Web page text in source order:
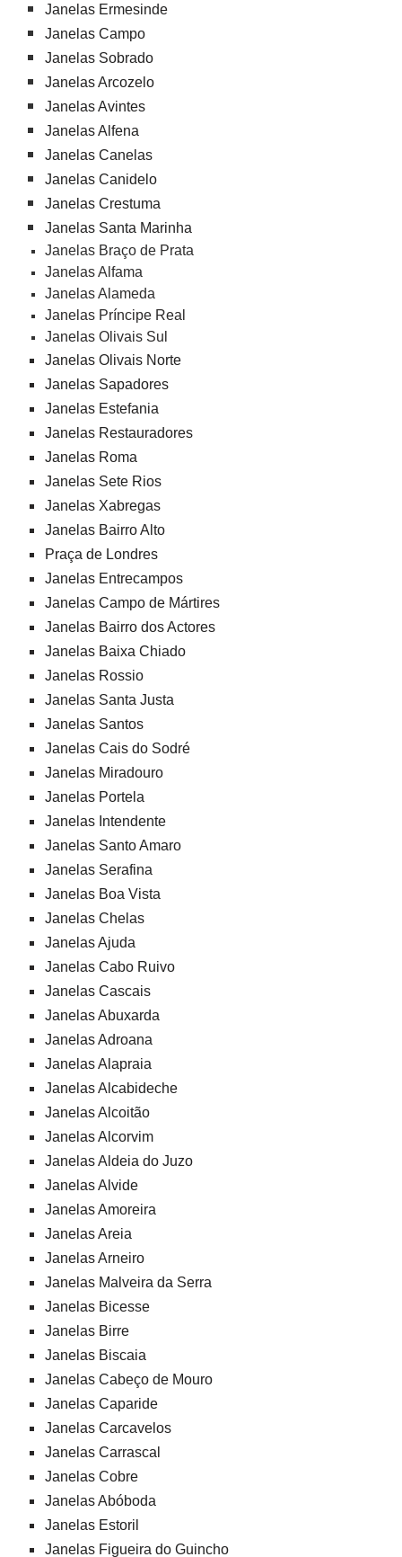
Janelas Ermesinde
Janelas Campo
Janelas Sobrado
Janelas Arcozelo
Janelas Avintes
Janelas Alfena
Janelas Canelas
Janelas Canidelo
Janelas Crestuma
Janelas Santa Marinha
Janelas Braço de Prata
Janelas Alfama
Janelas Alameda
Janelas Príncipe Real
Janelas Olivais Sul
Janelas Olivais Norte
Janelas Sapadores
Janelas Estefania
Janelas Restauradores
Janelas Roma
Janelas Sete Rios
Janelas Xabregas
Janelas Bairro Alto
Praça de Londres
Janelas Entrecampos
Janelas Campo de Mártires
Janelas Bairro dos Actores
Janelas Baixa Chiado
Janelas Rossio
Janelas Santa Justa
Janelas Santos
Janelas Cais do Sodré
Janelas Miradouro
Janelas Portela
Janelas Intendente
Janelas Santo Amaro
Janelas Serafina
Janelas Boa Vista
Janelas Chelas
Janelas Ajuda
Janelas Cabo Ruivo
Janelas Cascais
Janelas Abuxarda
Janelas Adroana
Janelas Alapraia
Janelas Alcabideche
Janelas Alcoitão
Janelas Alcorvim
Janelas Aldeia do Juzo
Janelas Alvide
Janelas Amoreira
Janelas Areia
Janelas Arneiro
Janelas Malveira da Serra
Janelas Bicesse
Janelas Birre
Janelas Biscaia
Janelas Cabeço de Mouro
Janelas Caparide
Janelas Carcavelos
Janelas Carrascal
Janelas Cobre
Janelas Abóboda
Janelas Estoril
Janelas Figueira do Guincho